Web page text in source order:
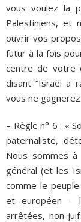
vous voulez la
Palestiniens, et
ouvrir vos
futur à la fois
centre de votre
disant “Israël a
vous ne gagnerez
– Règle n° 6 : «
paternaliste,
Nous sommes
général (et les
comme le
et européen –
arrêtées, non-